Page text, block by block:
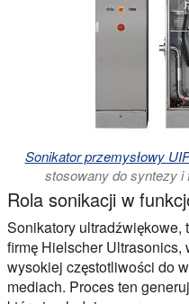
Sonikator przemysłowy
stosowany do syntezy i
Rola sonikacji w
Sonikatory ultradźwiękowe,
firmę Hielscher
wysokiej częstotliwości do
mediach. Proces ten